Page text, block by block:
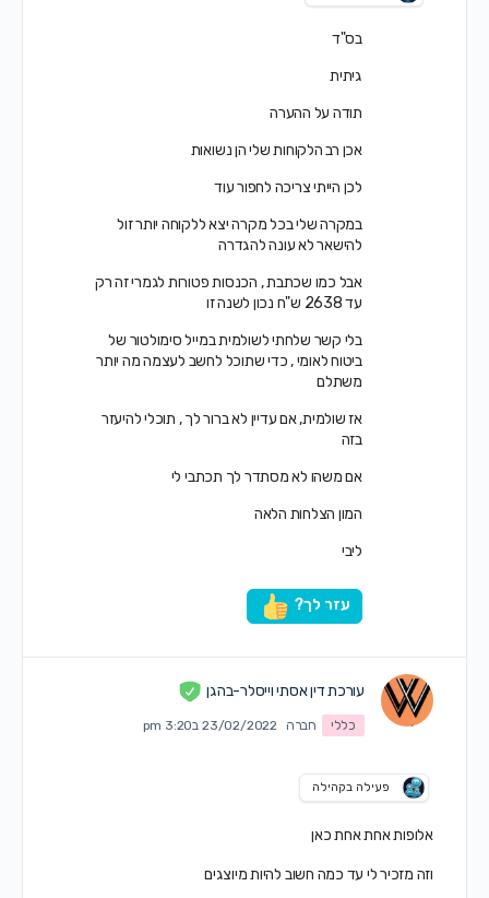
בס"ד
גיתית
תודה על ההערה
אכן רב הלקוחות שלי הן נשואות
לכן הייתי צריכה לחפור עוד
במקרה שלי בכל מקרה יצא ללקוחה יותר זול
להישאר לא עונה להגדרה
אבל כמו שכתבת , הכנסות פטורות לגמרי זה רק
עד 2638 ש"ח נכון לשנה זו
בלי קשר שלחתי לשולמית במייל סימולטור של
ביטוח לאומי , כדי שתוכל לחשב לעצמה מה יותר
משתלם
אז שולמית, אם עדיין לא ברור לך , תוכלי להיעזר
בזה
אם משהו לא מסתדר לך תכתבי לי
המון הצלחות הלאה
ליבי
עזר לך?
עורכת דין אסתי וייסלר-בהגן
כללי חברה 23/02/2022 ב3:20 pm
פעילה בקהילה
אלופות אחת אחת כאן
וזה מזכיר לי עד כמה חשוב להיות מיוצגים